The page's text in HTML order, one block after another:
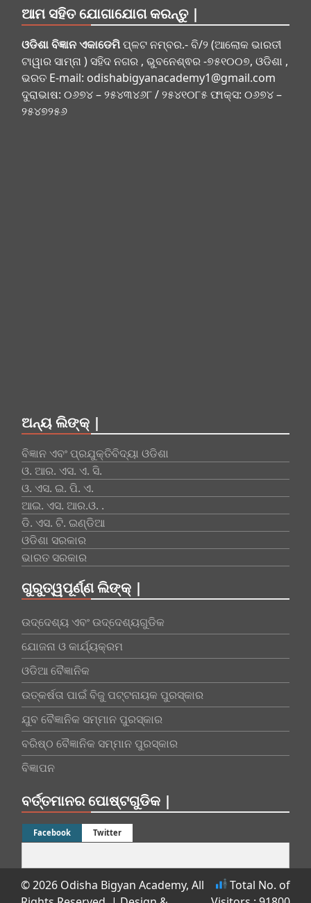
ଆମ ସହିତ ଯୋଗାଯୋଗ କରନ୍ତୁ |
ଓଡିଶା ବିଜ୍ଞାନ ଏକାଡେମିପ୍ଳଟ ନମ୍ବର.- ବି/୨ (ଆଲୋକ ଭାରତୀ
ଟାୱାର ସାମ୍ନା ) ସହିଦ ନଗର , ଭୁବନେଶ୍ଵର -୭୫୧୦୦୭, ଓଡିଶା ,
ଭରତ E-mail: odishabigyanacademy1@gmail.com
ଦୁରାଭାଷ: ୦୬୭୪ – ୨୫୪୩୪୬୮ / ୨୫୪୧୦୮୫ ଫାକ୍ସ: ୦୬୭୪ –
୨୫୪୭୨୫୬
ଅନ୍ୟ ଲିଙ୍କ୍ |
ବିଜ୍ଞାନ ଏବଂ ପ୍ରଯୁକ୍ତିବିଦ୍ୟା ଓଡିଶା
ଓ. ଆର. ଏସ. ଏ. ସି.
ଓ. ଏସ. ଇ. ପି. ଏ.
ଆଇ. ଏସ. ଆର.ଓ. .
ଡି. ଏସ. ଟି. ଇଣ୍ଡିଆ
ଓଡିଶା ସରକାର
ଭାରତ ସରକାର
ଗୁରୁତ୍ୱପୂର୍ଣ୍ଣ ଲିଙ୍କ୍ |
ଉଦ୍ଦେଶ୍ୟ ଏବଂ ଉଦ୍ଦେଶ୍ୟଗୁଡିକ
ଯୋଜନା ଓ କାର୍ଯ୍ୟକ୍ରମ
ଓଡିଆ ବୈଜ୍ଞାନିକ
ଉତ୍କର୍ଷତା ପାଇଁ ବିଜୁ ପଟ୍ଟନାୟକ ପୁରସ୍କାର
ଯୁବ ବୈଜ୍ଞାନିକ ସମ୍ମାନ ପୁରସ୍କାର
ବରିଷ୍ଠ ବୈଜ୍ଞାନିକ ସମ୍ମାନ ପୁରସ୍କାର
ବିଜ୍ଞାପନ
ବର୍ତ୍ତମାନର ପୋଷ୍ଟଗୁଡିକ |
Facebook Twitter
© 2026 Odisha Bigyan Academy, All
Total No. of